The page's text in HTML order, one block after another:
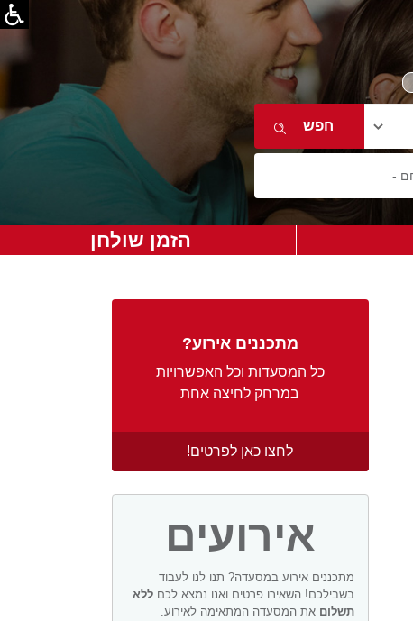
הזמן שולחן
מתכננים אירוע?
כל המסעדות וכל האפשרויות
במרחק לחיצה אחת
לחצו כאן לפרטים!
אירועים
מתכננים אירוע במסעדה? תנו לנו לעבוד
בשבילכם! השאירו פרטים ואנו נמצא לכם ללא
תשלום את המסעדה המתאימה לאירוע.